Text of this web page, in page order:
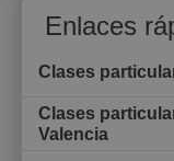
Enlaces
Clases
Clases
Valencia